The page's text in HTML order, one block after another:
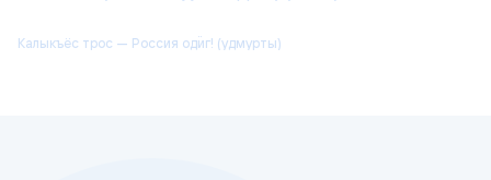
Халăхсем нумай — Раççей пĕрре! (чуваши)